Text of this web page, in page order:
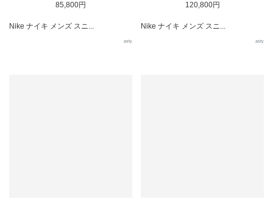
85,800円
Nike ナイキ メンズ スニ...
asty
120,800円
Nike ナイキ メンズ スニ...
asty